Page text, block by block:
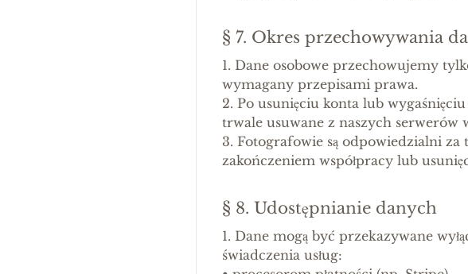
§ 7. Okres przechowywania
1. Dane osobowe przechowujemy
wymagany przepisami prawa.
2. Po usunięciu konta lub
trwale usuwane z naszych serwerów
3. Fotografowie są odpowiedzialni za
zakończeniem współpracy lub
§ 8. Udostępnianie danych
1. Dane mogą być przekazywane
świadczenia usług: